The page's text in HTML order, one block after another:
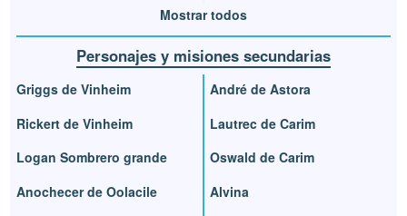
Mostrar todos
Personajes y misiones secundarias
Griggs de Vinheim
Rickert de Vinheim
Logan Sombrero grande
Anochecer de Oolacile
André de Astora
Lautrec de Carim
Oswald de Carim
Alvina